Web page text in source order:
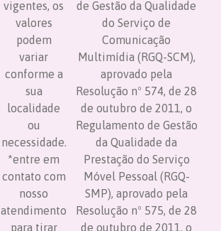
vigentes, os
valores
podem
variar
conforme a
sua
localidade
ou
necessidade.
*entre em
contato com
nosso
atendimento
para tirar
de Gestão da Qualidade
do Serviço de
Comunicação
Multimídia (RGQ-SCM),
aprovado pela
Resolução nº 574, de 28
de outubro de 2011, o
Regulamento de Gestão
da Qualidade da
Prestação do Serviço
Móvel Pessoal (RGQ-
SMP), aprovado pela
Resolução nº 575, de 28
de outubro de 2011, o